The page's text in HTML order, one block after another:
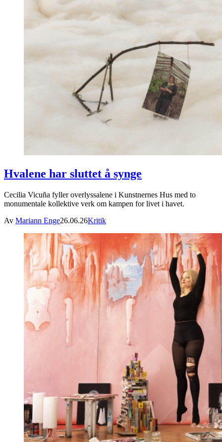
Hvalene har sluttet å synge
Cecilia Vicuña fyller overlyssalene i Kunstnernes Hus med to
monumentale kollektive verk om kampen for livet i havet.
Av Mariann Enge26.06.26Kritik